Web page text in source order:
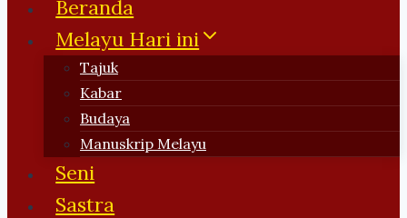
Beranda
Melayu Hari ini
Tajuk
Kabar
Budaya
Manuskrip Melayu
Seni
Sastra